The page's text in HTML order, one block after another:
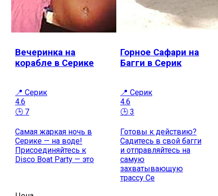
Вечеринка на
корабле в Серике
📍 Серик
4.6
🕒 7
Самая жаркая ночь в
Серике — на воде!
Присоединяйтесь к
Disco Boat Party — это
Горное Сафари на
Багги в Серик
📍 Серик
4.6
🕒 3
Готовы к действию?
Садитесь в свой багги
и отправляйтесь на
самую
захватывающую
трассу Се